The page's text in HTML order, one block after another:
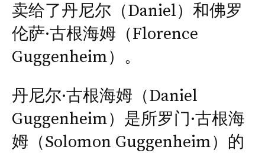
卖给了丹尼尔（Daniel）和佛罗
伦萨·古根海姆（Florence
Guggenheim）。
丹尼尔·古根海姆（Daniel
Guggenheim）是所罗门·古根海
姆（Solomon Guggenheim）的